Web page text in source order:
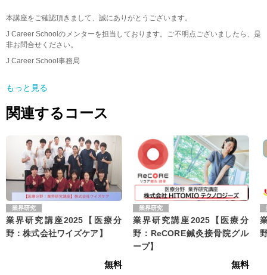
本講座をご確認頂きまして、誠にありがとうございます。
J Career Schoolのメンターを担当しております。ご不明点ございましたら、是
非お問合せください。
J Career School事務局
受付時間 10：00〜17：00（土日祝日、夏季休暇、年末年始等を除く）
もっと見る
関連するコース
業界研究
業界研究講座2025【医療分
野：株式会社ワイズケア】
無料
業界研究
業界研究講座2025【医療分
野：ReCORE鍼灸接骨院グル
ープ】
無料